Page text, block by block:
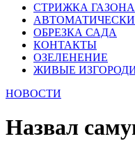
СТРИЖКА ГАЗОНА
ОБРЕЗКА САДА
КОНТАКТЫ
ОЗЕЛЕНЕНИЕ
ЖИВЫЕ
НОВОСТИ
Назвал